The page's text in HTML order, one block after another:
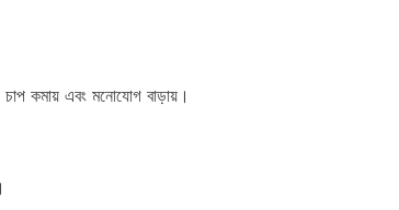
কমায় এবং মনোযোগ বাড়ায়।